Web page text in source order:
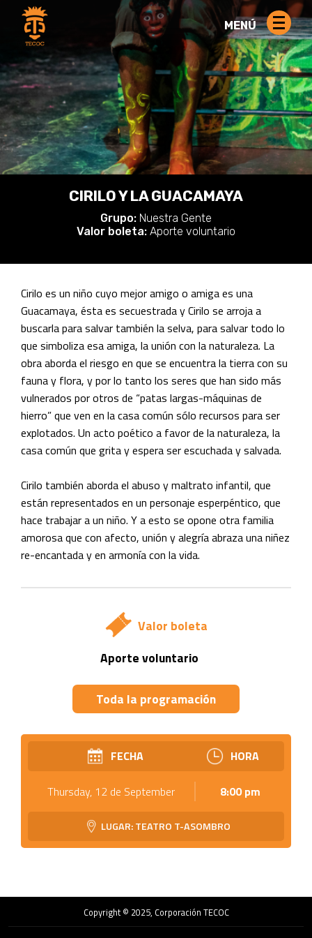
MENÚ
CIRILO Y LA GUACAMAYA
Grupo: Nuestra Gente
Valor boleta: Aporte voluntario
Cirilo es un niño cuyo mejor amigo o amiga es una
Guacamaya, ésta es secuestrada y Cirilo se arroja a
buscarla para salvar también la selva, para salvar todo lo
que simboliza esa amiga, la unión con la naturaleza. La
obra aborda el riesgo en que se encuentra la tierra con su
fauna y flora, y por lo tanto los seres que han sido más
vulnerados por otros de “patas largas-máquinas de
hierro” que ven en la casa común sólo recursos para ser
explotados. Un acto poético a favor de la naturaleza, la
casa común que grita y espera ser escuchada y salvada.
Cirilo también aborda el abuso y maltrato infantil, que
están representados en un personaje esperpéntico, que
hace trabajar a un niño. Y a esto se opone otra familia
amorosa que con afecto, unión y alegría abraza una niñez
re-encantada y en armonía con la vida.
Valor boleta
Aporte voluntario
Toda la programación
FECHA HORA
Thursday, 12 de September 8:00 pm
LUGAR: TEATRO T-ASOMBRO
Copyright © 2025, Corporación TECOC